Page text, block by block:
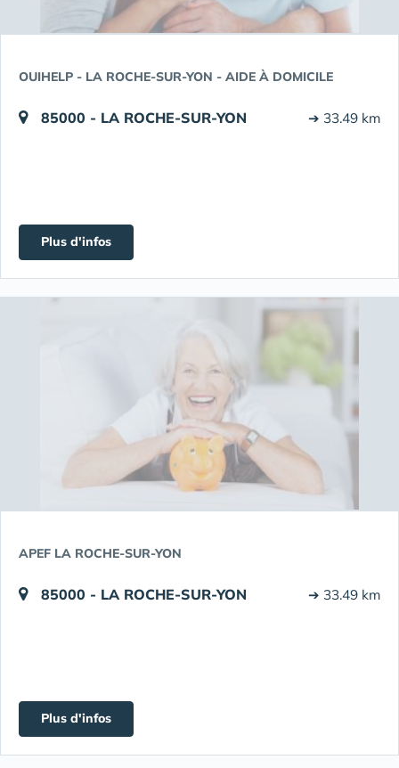
OUIHELP - LA ROCHE-SUR-YON - AIDE À DOMICILE
85000 - LA ROCHE-SUR-YON ➔ 33.49 km
Plus d'infos
APEF LA ROCHE-SUR-YON
85000 - LA ROCHE-SUR-YON ➔ 33.49 km
Plus d'infos